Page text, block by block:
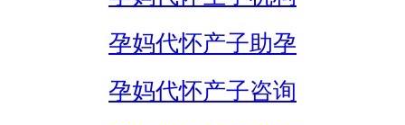
孕妈代怀产子助孕
孕妈代怀产子咨询